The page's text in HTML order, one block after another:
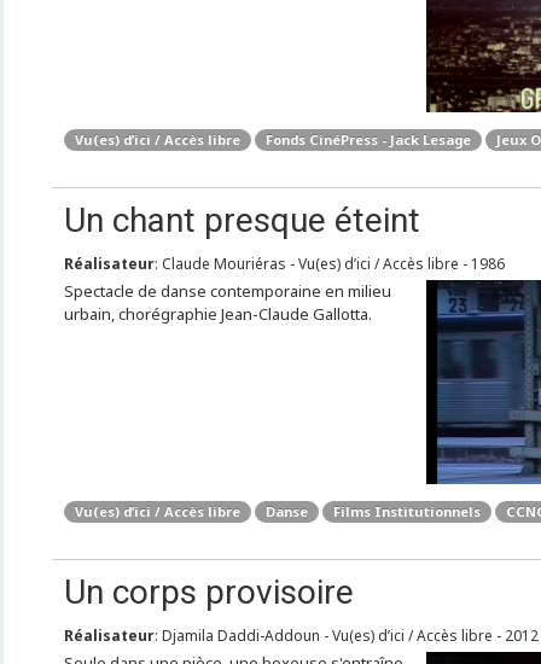
Vu(es) d’ici / Accès libre Fonds CinéPress - Jack Lesage Jeux
Un chant presque éteint
Réalisateur: Claude Mouriéras - Vu(es) d’ici / Accès libre - 1986
Spectacle de danse contemporaine en milieu
urbain, chorégraphie Jean-Claude Gallotta.
Vu(es) d’ici / Accès libre Danse Films Institutionnels
Un corps provisoire
Réalisateur: Djamila Daddi-Addoun - Vu(es) d’ici / Accès libre - 2012